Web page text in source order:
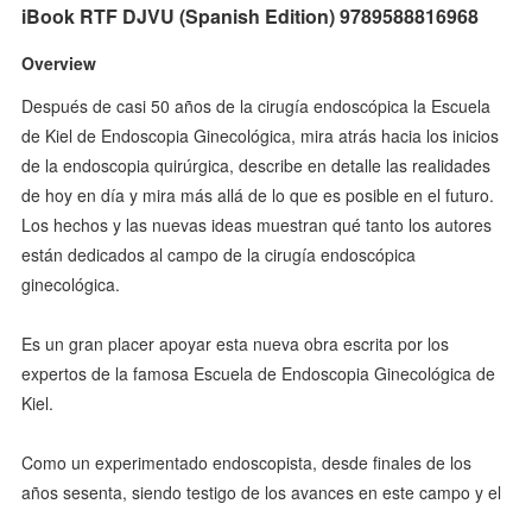
iBook RTF DJVU (Spanish Edition) 9789588816968
Overview
Después de casi 50 años de la cirugía endoscópica la Escuela
de Kiel de Endoscopia Ginecológica, mira atrás hacia los inicios
de la endoscopia quirúrgica, describe en detalle las realidades
de hoy en día y mira más allá de lo que es posible en el futuro.
Los hechos y las nuevas ideas muestran qué tanto los autores
están dedicados al campo de la cirugía endoscópica
ginecológica.
Es un gran placer apoyar esta nueva obra escrita por los
expertos de la famosa Escuela de Endoscopia Ginecológica de
Kiel.
Como un experimentado endoscopista, desde finales de los
años sesenta, siendo testigo de los avances en este campo y el